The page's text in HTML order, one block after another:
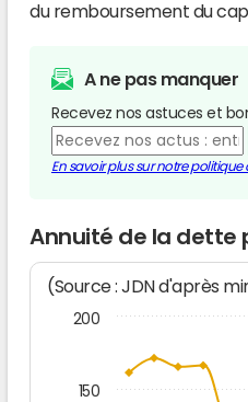
du remboursement du
A ne pas manquer
Recevez nos astuces et
En savoir plus sur notre
Annuité de la dette
(Source : JDN d'après
150
200